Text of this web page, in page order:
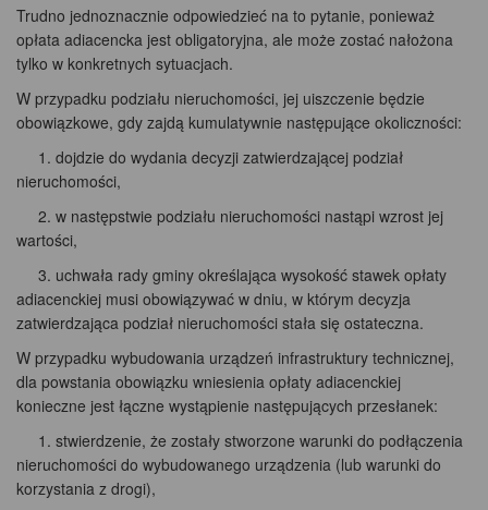
Trudno jednoznacznie odpowiedzieć na to pytanie, ponieważ
opłata adiacencka jest obligatoryjna, ale może zostać nałożona
tylko w konkretnych sytuacjach.
W przypadku podziału nieruchomości, jej uiszczenie będzie
obowiązkowe, gdy zajdą kumulatywnie następujące okoliczności:
1. dojdzie do wydania decyzji zatwierdzającej podział
nieruchomości,
2. w następstwie podziału nieruchomości nastąpi wzrost jej
wartości,
3. uchwała rady gminy określająca wysokość stawek opłaty
adiacenckiej musi obowiązywać w dniu, w którym decyzja
zatwierdzająca podział nieruchomości stała się ostateczna.
W przypadku wybudowania urządzeń infrastruktury technicznej,
dla powstania obowiązku wniesienia opłaty adiacenckiej
konieczne jest łączne wystąpienie następujących przesłanek:
1. stwierdzenie, że zostały stworzone warunki do podłączenia
nieruchomości do wybudowanego urządzenia (lub warunki do
korzystania z drogi),